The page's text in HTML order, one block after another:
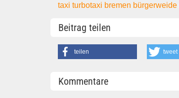
taxiturbotaxi bremen bürgerweide
Beitrag teilen
teilen tweet
Kommentare